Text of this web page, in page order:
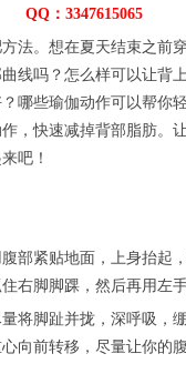
QQ：3347615065
法。想在夏天结束之前
线吗？怎么样可以让背
哪些瑜伽动作可以帮你
，快速减掉背部脂肪。
吧！
部紧贴地面，上身抬起
右脚脚踝，然后再用左
将脚趾并拢，深呼吸，
向前转移，尽量让你的